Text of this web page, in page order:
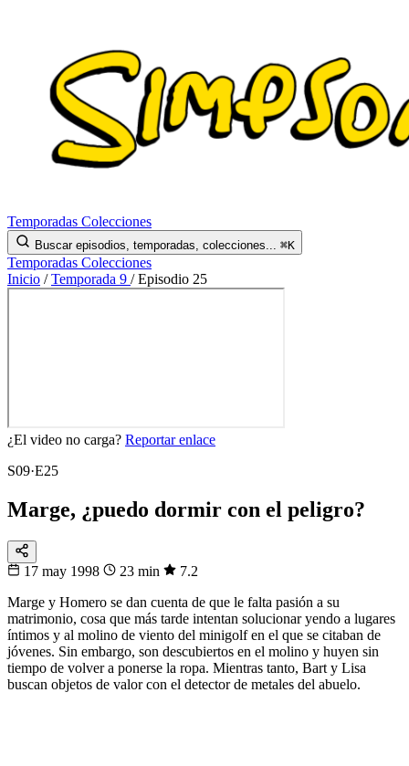
Temporadas Colecciones
Buscar episodios, temporadas, colecciones... ⌘K
Temporadas Colecciones
Inicio / Temporada 9 / Episodio 25
¿El video no carga? Reportar enlace
S09·E25
Marge, ¿puedo dormir con el peligro?
17 may 1998 23 min
7.2
Marge y Homero se dan cuenta de que le falta pasión a su
matrimonio, cosa que más tarde intentan solucionar yendo a lugares
íntimos y al molino de viento del minigolf en el que se citaban de
jóvenes. Sin embargo, son descubiertos en el molino y huyen sin
tiempo de volver a ponerse la ropa. Mientras tanto, Bart y Lisa
buscan objetos de valor con el detector de metales del abuelo.